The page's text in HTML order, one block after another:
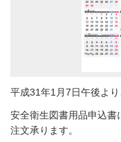
平成31年1月7日午後より
安全衛生図書用品申込書
注文承ります。